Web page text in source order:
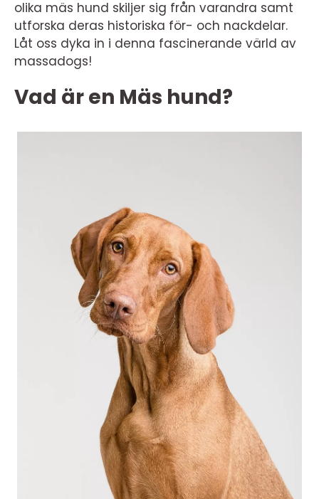
olika mäs hund skiljer sig från varandra samt
utforska deras historiska för- och nackdelar.
Låt oss dyka in i denna fascinerande värld av
massadogs!
Vad är en Mäs hund?